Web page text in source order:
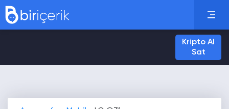
Kripto Al
Sat